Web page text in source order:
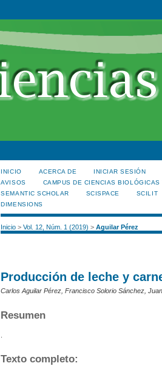
INICIO ACERCA DE INICIAR SESIÓN
AVISOS
CAMPUS DE CIENCIAS BIOLÓGICAS
SEMANTIC SCHOLAR
SCISPACE SCILIT
DIMENSIONS
Inicio >Vol. 12, Núm. 1 (2019) >Aguilar Pérez
Producción de leche y
Carlos Aguilar Pérez, Francisco Solorio Sánchez,
Resumen
Texto completo: